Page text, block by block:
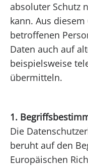
absoluter Schutz
kann. Aus
betroffenen
Daten auch auf
beispielsweise
übermitteln.
1.
Die
beruht auf den
Europäischen